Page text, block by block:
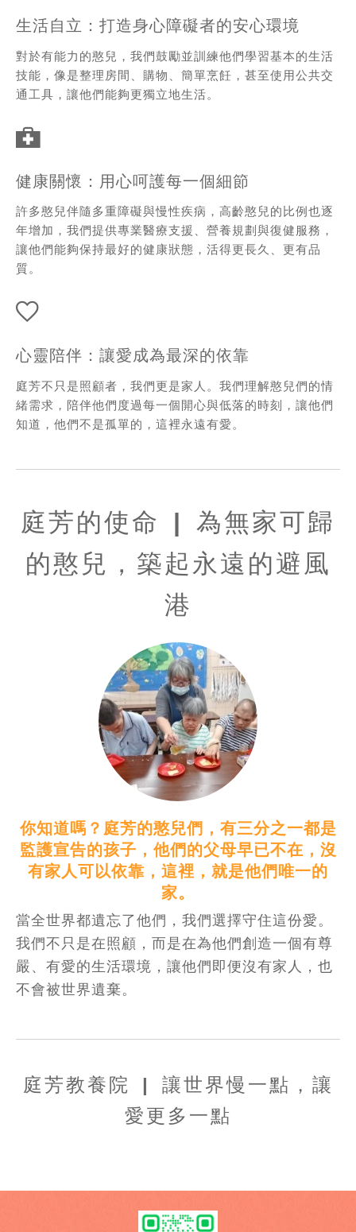
生活自立：打造身心障礙者的安心環境
對於有能力的憨兒，我們鼓勵並訓練他們學習基本的生活
技能，像是整理房間、購物、簡單烹飪，甚至使用公共交
通工具，讓他們能夠更獨立地生活。
健康關懷：用心呵護每一個細節
許多憨兒伴隨多重障礙與慢性疾病，高齡憨兒的比例也逐
年增加，我們提供專業醫療支援、營養規劃與復健服務，
讓他們能夠保持最好的健康狀態，活得更長久、更有品
質。
心靈陪伴：讓愛成為最深的依靠
庭芳不只是照顧者，我們更是家人。我們理解憨兒們的情
緒需求，陪伴他們度過每一個開心與低落的時刻，讓他們
知道，他們不是孤單的，這裡永遠有愛。
庭芳的使命 | 為無家可歸
的憨兒，築起永遠的避風
港
你知道嗎？庭芳的憨兒們，有三分之一都是
監護宣告的孩子，他們的父母早已不在，沒
有家人可以依靠，這裡，就是他們唯一的
家。
當全世界都遺忘了他們，我們選擇守住這份愛。
我們不只是在照顧，而是在為他們創造一個有尊
嚴、有愛的生活環境，讓他們即便沒有家人，也
不會被世界遺棄。
庭芳教養院 | 讓世界慢一點，讓
愛更多一點